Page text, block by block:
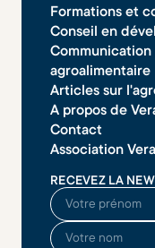
Formations et
Conseil en
agroalimentaire
Articles sur
A propos de
Contact
Association
RECEVEZ LA
O seu nome
O seu sobrenome